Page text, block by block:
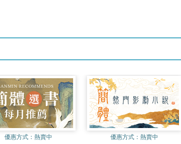
優惠方式： 熱賣中 優惠方式： 熱賣中